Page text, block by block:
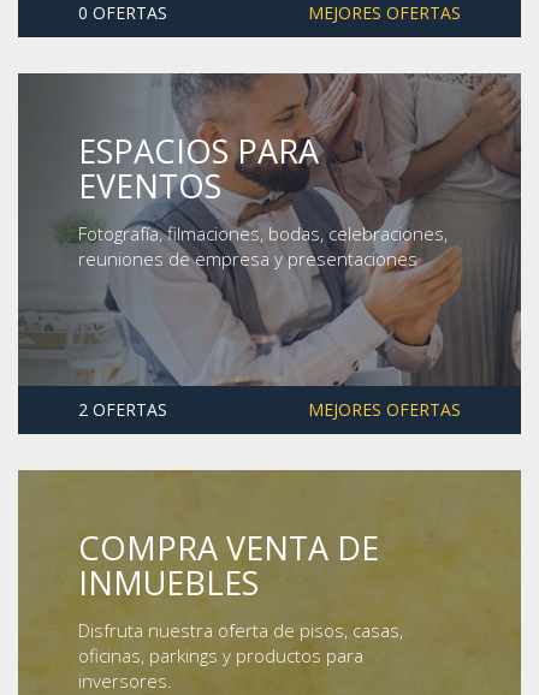
0 OFERTAS MEJORES OFERTAS
ESPACIOS PARA
EVENTOS
Fotografía, filmaciones, bodas, celebraciones,
reuniones de empresa y presentaciones
2 OFERTAS MEJORES OFERTAS
COMPRA VENTA DE
INMUEBLES
Disfruta nuestra oferta de pisos, casas,
oficinas, parkings y productos para
inversores.